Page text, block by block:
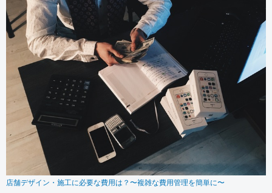
店舗デザイン・施工に必要な費用は？〜複雑な費用管理を簡単に〜